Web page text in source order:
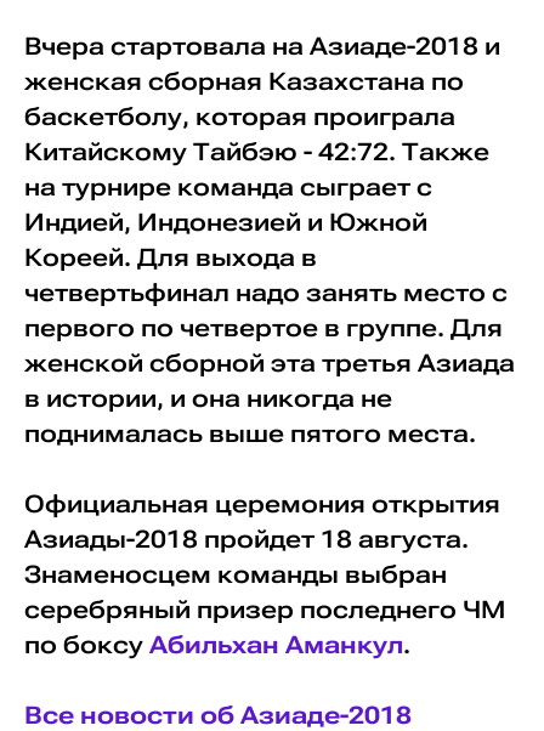
Вчера стартовала на Азиаде-2018 и
женская сборная Казахстана по
баскетболу, которая проиграла
Китайскому Тайбэю - 42:72. Также
на турнире команда сыграет с
Индией, Индонезией и Южной
Кореей. Для выхода в
четвертьфинал надо занять место с
первого по четвертое в группе. Для
женской сборной эта третья Азиада
в истории, и она никогда не
поднималась выше пятого места.
Официальная церемония открытия
Азиады-2018 пройдет 18 августа.
Знаменосцем команды выбран
серебряный призер последнего ЧМ
по боксу Абильхан Аманкул.
Все новости об Азиаде-2018